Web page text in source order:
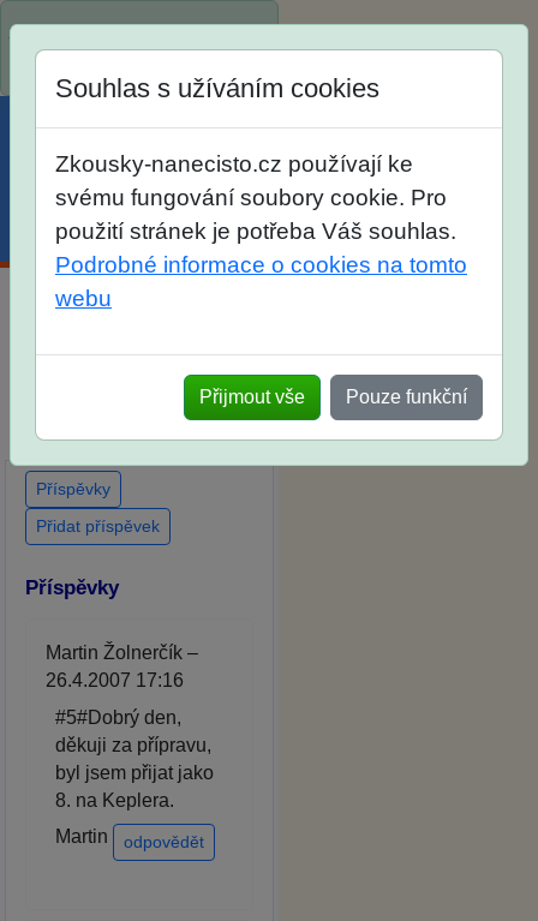
Spustili jsme přihlašování na
Menu Účet Košík
zkoušek na SŠ? Vaše
ohlasy po skutečných
přijímacích zkouškách
Souhlas s užíváním cookies
Zkousky-nanecisto.cz používají ke
svému fungování soubory cookie. Pro
použití stránek je potřeba Váš souhlas.
Podrobné informace o cookies na tomto
webu
Přijmout vše Pouze funkční
Příspěvky
Přidat příspěvek
Příspěvky
Martin Žolnerčík –
26.4.2007 17:16
#5#Dobrý den,
děkuji za přípravu,
byl jsem přijat jako
8. na Keplera.
Martin
odpovědět